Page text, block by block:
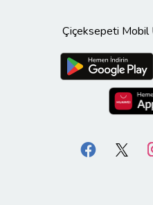
Çiçeksepeti Mobil